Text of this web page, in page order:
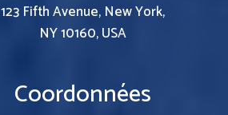
123 Fifth Avenue, New York,
NY 10160, USA
Coordonnées